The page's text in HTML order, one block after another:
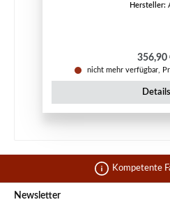
Hersteller:
356,90
nicht mehr verfügbar,
Details
Kompetente
Newsletter